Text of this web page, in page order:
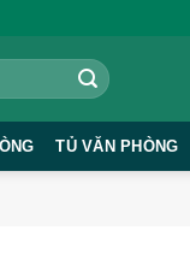
TỦ VĂN PHÒNG